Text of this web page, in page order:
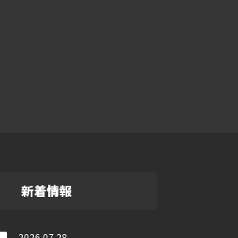
新着情報